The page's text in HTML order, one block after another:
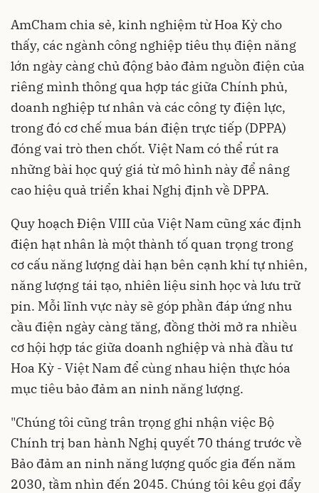
AmCham chia sẻ, kinh nghiệm từ Hoa Kỳ cho
thấy, các ngành công nghiệp tiêu thụ điện năng
lớn ngày càng chủ động bảo đảm nguồn điện của
riêng mình thông qua hợp tác giữa Chính phủ,
doanh nghiệp tư nhân và các công ty điện lực,
trong đó cơ chế mua bán điện trực tiếp (DPPA)
đóng vai trò then chốt. Việt Nam có thể rút ra
những bài học quý giá từ mô hình này để nâng
cao hiệu quả triển khai Nghị định về DPPA.
Quy hoạch Điện VIII của Việt Nam cũng xác định
điện hạt nhân là một thành tố quan trọng trong
cơ cấu năng lượng dài hạn bên cạnh khí tự nhiên,
năng lượng tái tạo, nhiên liệu sinh học và lưu trữ
pin. Mỗi lĩnh vực này sẽ góp phần đáp ứng nhu
cầu điện ngày càng tăng, đồng thời mở ra nhiều
cơ hội hợp tác giữa doanh nghiệp và nhà đầu tư
Hoa Kỳ - Việt Nam để cùng nhau hiện thực hóa
mục tiêu bảo đảm an ninh năng lượng.
"Chúng tôi cũng trân trọng ghi nhận việc Bộ
Chính trị ban hành Nghị quyết 70 tháng trước về
Bảo đảm an ninh năng lượng quốc gia đến năm
2030, tầm nhìn đến 2045. Chúng tôi kêu gọi đẩy